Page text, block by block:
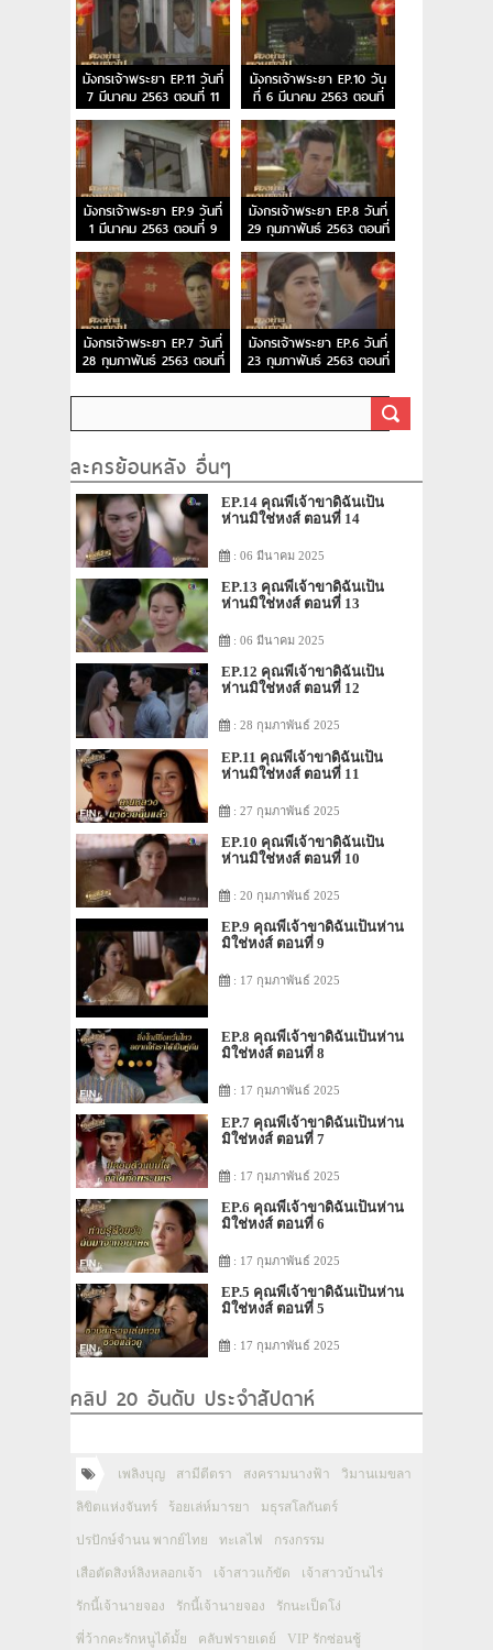
มังกรเจ้าพระยา EP.11 วันที่
7 มีนาคม 2563 ตอนที่ 11
มังกรเจ้าพระยา EP.10 วัน
ที่ 6 มีนาคม 2563 ตอนที่
10
มังกรเจ้าพระยา EP.9 วันที่
1 มีนาคม 2563 ตอนที่ 9
มังกรเจ้าพระยา EP.8 วันที่
29 กุมภาพันธ์ 2563 ตอนที่
8
มังกรเจ้าพระยา EP.7 วันที่
28 กุมภาพันธ์ 2563 ตอนที่
7
มังกรเจ้าพระยา EP.6 วันที่
23 กุมภาพันธ์ 2563 ตอนที่
6
ละครย้อนหลัง อื่นๆ
EP.14 คุณพี่เจ้าขาดิฉันเป็น
ห่านมิใช่หงส์ ตอนที่ 14
: 06 มีนาคม 2025
EP.13 คุณพี่เจ้าขาดิฉันเป็น
ห่านมิใช่หงส์ ตอนที่ 13
: 06 มีนาคม 2025
EP.12 คุณพี่เจ้าขาดิฉันเป็น
ห่านมิใช่หงส์ ตอนที่ 12
: 28 กุมภาพันธ์ 2025
EP.11 คุณพี่เจ้าขาดิฉันเป็น
ห่านมิใช่หงส์ ตอนที่ 11
: 27 กุมภาพันธ์ 2025
EP.10 คุณพี่เจ้าขาดิฉันเป็น
ห่านมิใช่หงส์ ตอนที่ 10
: 20 กุมภาพันธ์ 2025
EP.9 คุณพี่เจ้าขาดิฉันเป็นห่าน
มิใช่หงส์ ตอนที่ 9
: 17 กุมภาพันธ์ 2025
EP.8 คุณพี่เจ้าขาดิฉันเป็นห่าน
มิใช่หงส์ ตอนที่ 8
: 17 กุมภาพันธ์ 2025
EP.7 คุณพี่เจ้าขาดิฉันเป็นห่าน
มิใช่หงส์ ตอนที่ 7
: 17 กุมภาพันธ์ 2025
EP.6 คุณพี่เจ้าขาดิฉันเป็นห่าน
มิใช่หงส์ ตอนที่ 6
: 17 กุมภาพันธ์ 2025
EP.5 คุณพี่เจ้าขาดิฉันเป็นห่าน
มิใช่หงส์ ตอนที่ 5
: 17 กุมภาพันธ์ 2025
คลิป 20 อันดับ ประจำสัปดาห์
เพลิงบุญ สามีตีตรา สงครามนางฟ้า วิมานเมขลา
ลิขิตแห่งจันทร์ ร้อยเล่ห์มารยา มธุรสโลกันตร์
ปรปักษ์จำนน พากย์ไทย ทะเลไฟ กรงกรรม
เสือตัดสิงห์ลิงหลอกเจ้า เจ้าสาวแก้ขัด เจ้าสาวบ้านไร่
รักนี้เจ้านายจอง รักนี้เจ้านายจอง รักนะเป็ดโง่
พี่ว้ากคะรักหนูได้มั้ย คลับฟรายเดย์ VIP รักซ่อนชู้